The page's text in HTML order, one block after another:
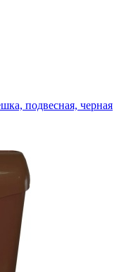
подвесная, черная